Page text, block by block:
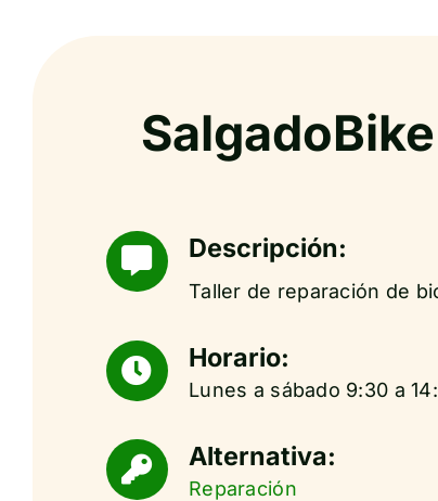
SalgadoBike
Descripción:
Taller de reparación de
Horario:
Lunes a sábado 9:30 a
Alternativa:
Reparación